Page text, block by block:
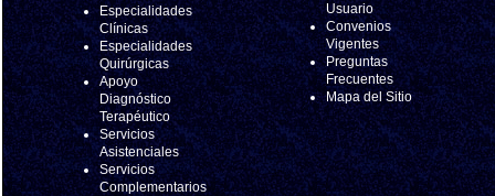
Especialidades
Clínicas
Especialidades
Quirúrgicas
Apoyo
Diagnóstico
Terapéutico
Servicios
Asistenciales
Servicios
Complementarios
Usuario
Convenios
Vigentes
Preguntas
Frecuentes
Mapa del Sitio